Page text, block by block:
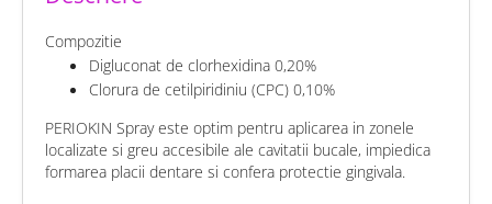
Compozitie
Digluconat de clorhexidina 0,20%
Clorura de cetilpiridiniu (CPC) 0,10%
PERIOKIN Spray este optim pentru aplicarea in zonele
localizate si greu accesibile ale cavitatii bucale, impiedica
formarea placii dentare si confera protectie gingivala.